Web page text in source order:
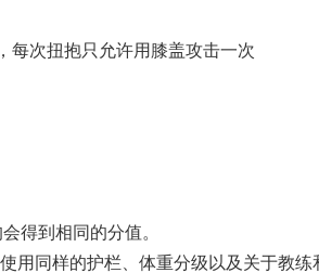
每次扭抱只允许用膝盖攻击一次
得到相同的分值。
用同样的护栏、体重分级以及关于教练